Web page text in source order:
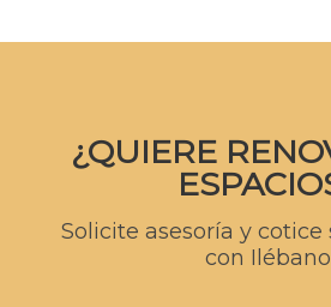
¿QUIERE
Solicite asesoría y cotice
con Ilébano